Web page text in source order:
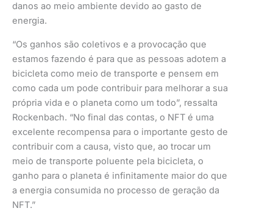
danos ao meio ambiente devido ao gasto de
energia.
“Os ganhos são coletivos e a provocação que
estamos fazendo é para que as pessoas adotem a
bicicleta como meio de transporte e pensem em
como cada um pode contribuir para melhorar a sua
própria vida e o planeta como um todo”, ressalta
Rockenbach. “No final das contas, o NFT é uma
excelente recompensa para o importante gesto de
contribuir com a causa, visto que, ao trocar um
meio de transporte poluente pela bicicleta, o
ganho para o planeta é infinitamente maior do que
a energia consumida no processo de geração da
NFT.”